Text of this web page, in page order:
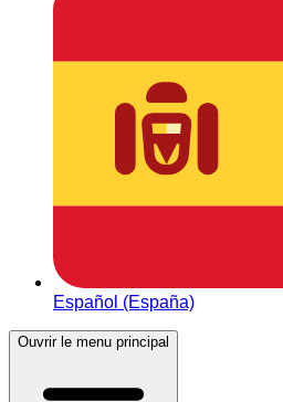
Español (España)
Ouvrir le menu principal